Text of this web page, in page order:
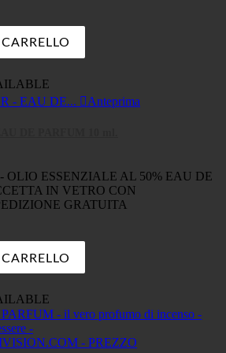
Anteprima
OLIO ESSENZIALE AL 50% EAU DE
IN VETRO CON
GRATUITA